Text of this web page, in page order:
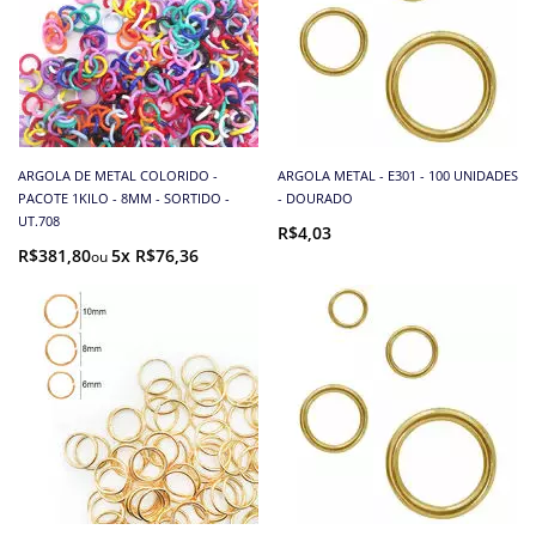
ARGOLA DE METAL COLORIDO -
PACOTE 1KILO - 8MM - SORTIDO -
UT.708
R$381,80 5x R$76,36
ARGOLA METAL - E301 - 100 UNIDADES
- DOURADO
R$4,03